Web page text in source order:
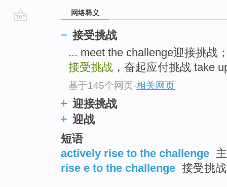
网络释义
接受挑战
... meet the challenge迎接挑战
接受挑战 ，奋起应付挑战 take
基于145个网页-相关网页
迎接挑战
迎战
短语
actively rise to the challenge
rise e to the challenge 接受挑战